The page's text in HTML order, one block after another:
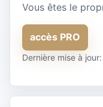
Vous êtes le
accès PRO
Dernière mise à